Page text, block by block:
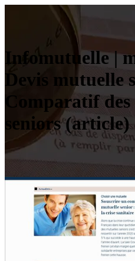
Infomu­tuel­le |
Devis mutuelle
Comparatif des
seniors (article)